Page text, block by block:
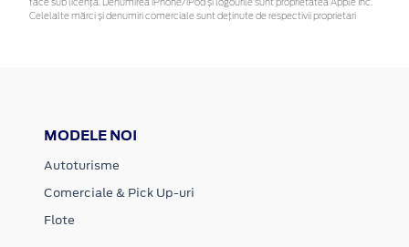
face sub licență. Denumirea iPhone/iPod și logourile sunt proprietatea Apple Inc.
Celelalte mărci și denumiri comerciale sunt deținute de respectivii proprietari
MODELE NOI
Autoturisme
Comerciale & Pick Up-uri
Flote